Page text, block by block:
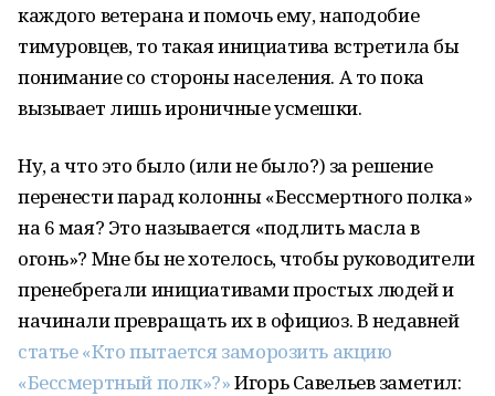
каждого ветерана и помочь ему, наподобие
тимуровцев, то такая инициатива встретила бы
понимание со стороны населения. А то пока
вызывает лишь ироничные усмешки.
Ну, а что это было (или не было?) за решение
перенести парад колонны «Бессмертного полка»
на 6 мая? Это называется «подлить масла в
огонь»? Мне бы не хотелось, чтобы руководители
пренебрегали инициативами простых людей и
начинали превращать их в официоз. В недавней
статье «Кто пытается заморозить акцию
«Бессмертный полк»?»Игорь Савельев заметил: